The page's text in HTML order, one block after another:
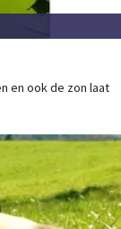
en ook de zon laat